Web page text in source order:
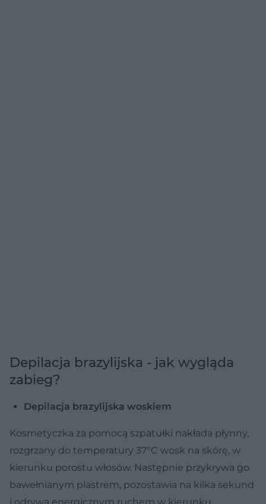
Depilacja brazylijska - jak wygląda
zabieg?
Depilacja brazylijska woskiem
Kosmetyczka za pomocą szpatułki nakłada płynny,
rozgrzany do temperatury 37°C wosk na skórę, w
kierunku porostu włosów. Następnie przykrywa go
bawełnianym plastrem, pozostawia na kilka sekund
i odrywa energicznym ruchem w kierunku